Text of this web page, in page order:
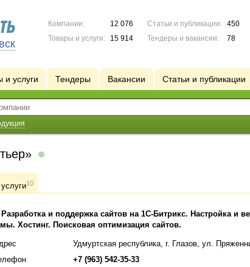
Компании:
12 076
Товары и услуги:
15 914
Статьи и публикации:
450
Тендеры и вакансии:
78
и услуги Тендеры Вакансии Статьи и публикации
10
и поддержка сайтов на 1С-Битрикс. Настройка и
Хостинг. Поисковая оптимизация сайтов.
Удмуртская республика, г. Глазов, ул.
+7 (963) 542-35-33